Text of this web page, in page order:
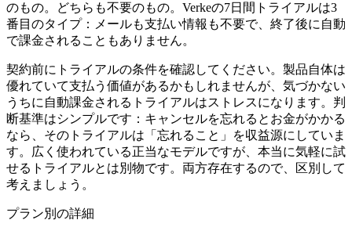
のもの。どちらも不要のもの。Verkeの7日間トライアルは3
番目のタイプ：メールも支払い情報も不要で、終了後に自動
で課金されることもありません。
契約前にトライアルの条件を確認してください。製品自体は
優れていて支払う価値があるかもしれませんが、気づかない
うちに自動課金されるトライアルはストレスになります。判
断基準はシンプルです：キャンセルを忘れるとお金がかかる
なら、そのトライアルは「忘れること」を収益源にしていま
す。広く使われている正当なモデルですが、本当に気軽に試
せるトライアルとは別物です。両方存在するので、区別して
考えましょう。
プラン別の詳細